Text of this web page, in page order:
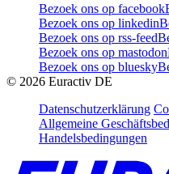
Bezoek ons op facebook
Bezoek ons op linkedin
Bezoek ons op rss-feed
Bezoek ons op mastodon
Bezoek ons op bluesky
© 2026 Euractiv DE
Datenschutzerklärung
Allgemeine
Handelsbedingungen